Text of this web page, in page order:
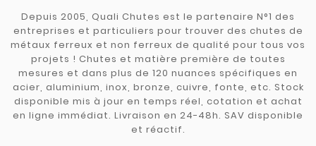
Depuis 2005, Quali Chutes est le partenaire N°1 des
entreprises et particuliers pour trouver des chutes de
métaux ferreux et non ferreux de qualité pour tous vos
projets ! Chutes et matière première de toutes
mesures et dans plus de 120 nuances spécifiques en
acier, aluminium, inox, bronze, cuivre, fonte, etc. Stock
disponible mis à jour en temps réel, cotation et achat
en ligne immédiat. Livraison en 24-48h. SAV disponible
et réactif.